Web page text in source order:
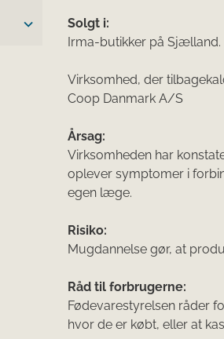
Solgt i:
Irma-butikker på Sjælland.
Virksomhed, der
Coop Danmark A/S​
Årsag:
Virksomheden har
oplever symptomer i
egen læge. ​​
Risiko:
Mugdannelse gør, at
Råd til forbrugerne:
Fødevarestyrelsen råder
hvor de er købt, eller at